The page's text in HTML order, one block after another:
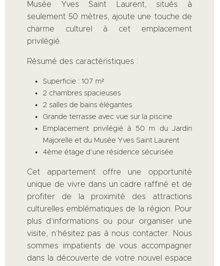
Musée Yves Saint Laurent, situés à
seulement 50 mètres, ajoute une touche de
charme culturel à cet emplacement
privilégié.
Résumé des caractéristiques :
Superficie : 107 m²
2 chambres spacieuses
2 salles de bains élégantes
Grande terrasse avec vue sur la piscine
Emplacement privilégié à 50 m du Jardin
Majorelle et du Musée Yves Saint Laurent
4ème étage d’une résidence sécurisée
Cet appartement offre une opportunité
unique de vivre dans un cadre raffiné et de
profiter de la proximité des attractions
culturelles emblématiques de la région. Pour
plus d’informations ou pour organiser une
visite, n’hésitez pas à nous contacter. Nous
sommes impatients de vous accompagner
dans la découverte de votre nouvel espace